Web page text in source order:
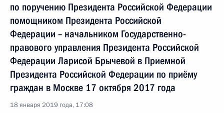
по поручению Президента Российской Федерации
помощником Президента Российской
Федерации – начальником Государственно-
правового управления Президента Российской
Федерации Ларисой Брычевой в Приемной
Президента Российской Федерации по приёму
граждан в Москве 17 октября 2017 года
18 января 2019 года, 17:08